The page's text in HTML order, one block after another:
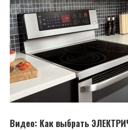
Видео: Как выбрать